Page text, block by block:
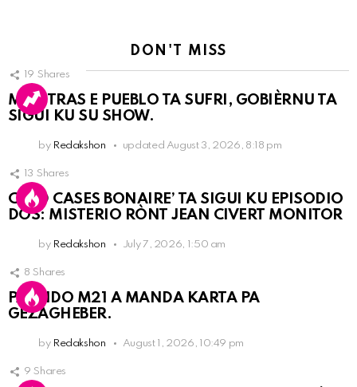
DON'T MISS
19 Shares
MIENTRAS E PUEBLO TA SUFRI, GOBIÈRNU TA
SIGUI KU SU SHOW.
by Redakshon updated August 3, 2026, 8:18 pm
13 Shares
COLD CASES BONAIRE’ TA SIGUI KU EPISODIO
DOS: MISTERIO RÒNT JEAN CIVERT MONITOR
by Redakshon July 7, 2026, 1:50 am
8 Shares
PARTIDO M21 A MANDA KARTA PA
GEZAGHEBER.
by Redakshon August 1, 2026, 10:49 pm
9 Shares